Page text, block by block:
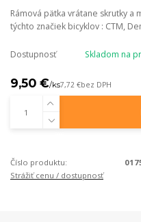
Rámová pätka vrátane skrutky
týchto značiek bicyklov : CTM,
Dostupnosť Skladom na
9,50 €/ks7,72 €bez DPH
Číslo produktu:
Strážiť cenu / dostupnosť